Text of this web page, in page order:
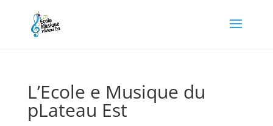
L’Ecole e Musique du
pLateau Est